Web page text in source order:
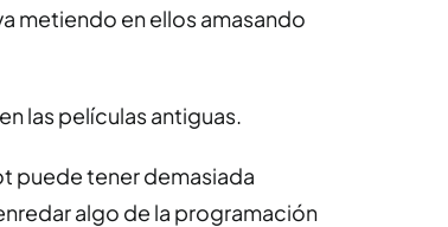
metiendo en ellos amasando
las películas antiguas.
puede tener demasiada
algo de la programación